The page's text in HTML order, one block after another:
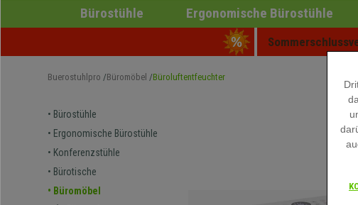
Bürostühle Ergonomische Bürostühle
Buerostuhlpro Büromöbel Büroluftentfeuchter
• Bürostühle
• Ergonomische Bürostühle
• Konferenzstühle
• Bürotische
• Büromöbel